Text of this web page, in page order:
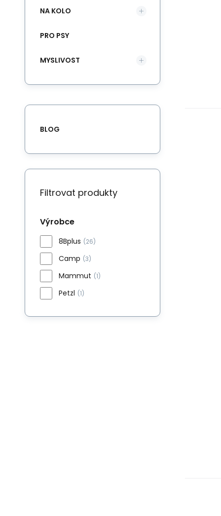
NA KOLO
PRO PSY
MYSLIVOST
BLOG
Filtrovat produkty
Výrobce
8Bplus (26)
Camp (3)
Mammut (1)
Petzl (1)